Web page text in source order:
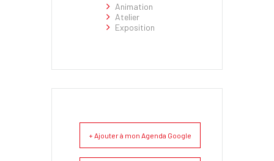
Animation
Atelier
Exposition
+ Ajouter à mon Agenda Google